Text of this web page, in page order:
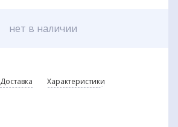
Доставка Характеристики
нет в наличии